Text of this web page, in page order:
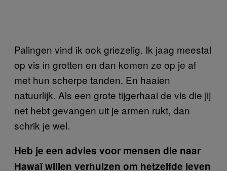
Palingen vind ik ook griezelig. Ik jaag meestal
op vis in grotten en dan komen ze op je af
met hun scherpe tanden. En haaien
natuurlijk. Als een grote tijgerhaai de vis die jij
net hebt gevangen uit je armen rukt, dan
schrik je wel.
Heb je een advies voor mensen die naar
Hawaï willen verhuizen om hetzelfde leven